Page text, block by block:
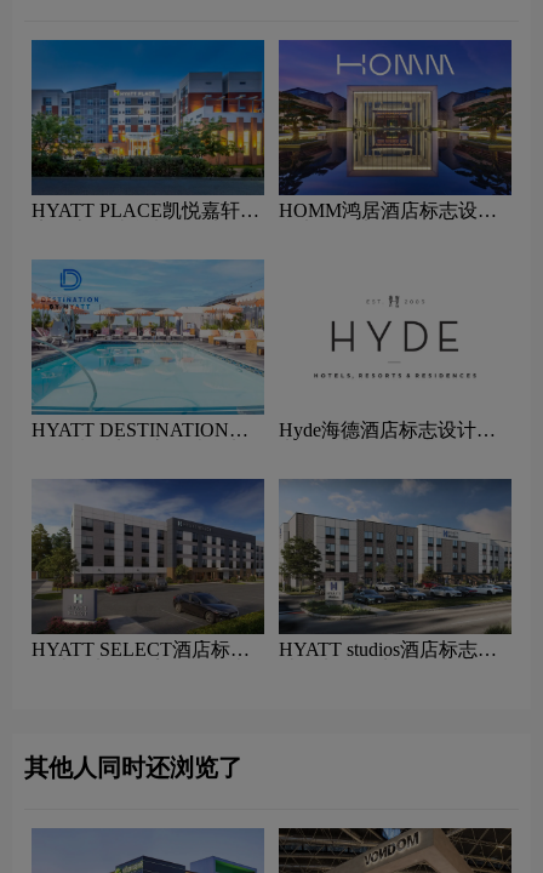
HYATT PLACE凯悦嘉轩酒
HOMM鸿居酒店标志设计
HYATT DESTINATION凯
Hyde海德酒店标志设计含
HYATT SELECT酒店标志
HYATT studios酒店标志设
其他人同时还浏览了